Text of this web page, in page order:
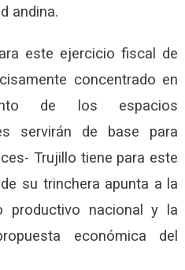
andina.
este ejercicio fiscal de
concentrado en
de los espacios
servirán de base para
Trujillo tiene para este
su trinchera apunta a la
productivo nacional y la
económica del